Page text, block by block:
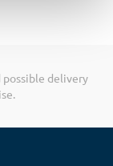
possible delivery